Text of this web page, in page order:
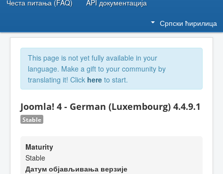
Честа питања (FAQ) API документација
Српски ћирилица
This page is not yet fully available in your
language. Make a gift to your community by
translating it! Click here to start.
Joomla! 4 - German (Luxembourg) 4.4.9.1
Stable
Maturity
Stable
Датум објављивања верзије